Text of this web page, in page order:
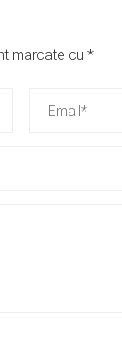
marcate cu *